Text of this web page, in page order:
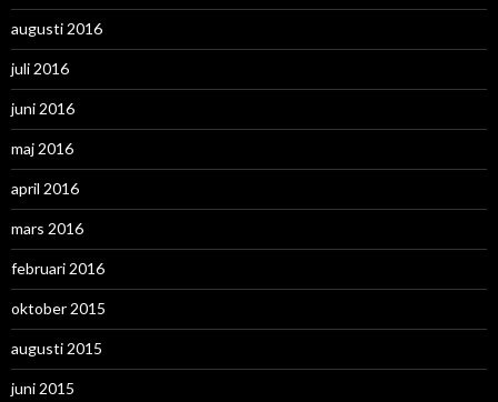
augusti 2016
juli 2016
juni 2016
maj 2016
april 2016
mars 2016
februari 2016
oktober 2015
augusti 2015
juni 2015